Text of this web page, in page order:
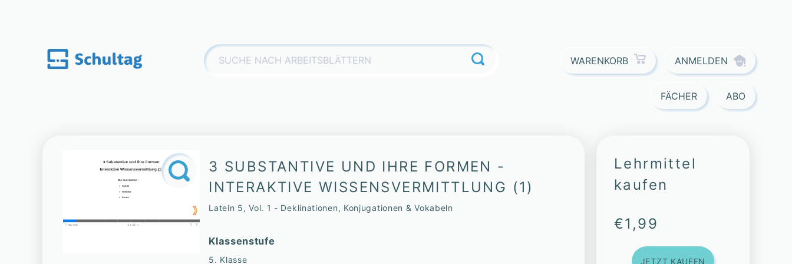
Suchen
nach:
WARENKORB ANMELDEN
FÄCHER ABO
3 SUBSTANTIVE UND IHRE FORMEN -
INTERAKTIVE WISSENSVERMITTLUNG (1)
Latein 5, Vol. 1 - Deklinationen, Konjugationen & Vokabeln
Klassenstufe
5. Klasse
Lehrmittel
kaufen
€1,99
JETZT KAUFEN